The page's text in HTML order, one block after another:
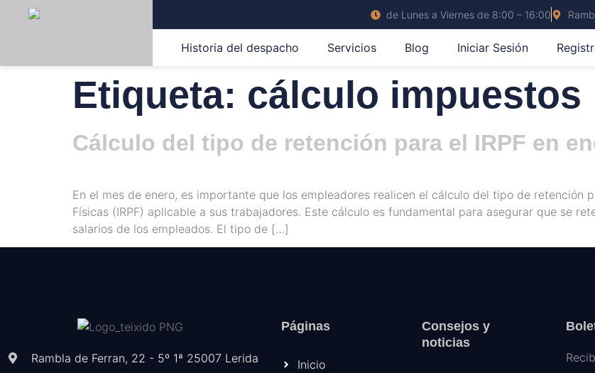
de Lunes a Viernes de 8:00 – 16:00
Historia del despacho Servicios Blog Iniciar Sesión
Etiqueta: cálculo impuestos
Cálculo del tipo de retención para el IRPF en
En el mes de enero, es importante que los empleadores realicen el cálculo del tipo de retención
Físicas (IRPF) aplicable a sus trabajadores. Este cálculo es fundamental para asegurar que se
salarios de los empleados. El tipo de […]
Rambla de Ferran, 22 - 5º 1ª 25007 Lerida
Páginas
Inicio
Consejos y
noticias